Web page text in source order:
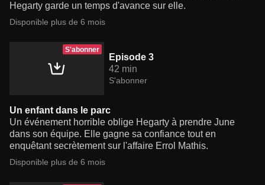
Hegarty garde un temps d'avance sur elle.
Disponible plus de 6 mois
S'abonner
Episode 3
42 min
S'abonner
Un enfant dans le parc
Un événement horrible oblige Hegarty à prendre June
dans son équipe. Elle gagne sa confiance tout en
enquêtant secrètement sur l'affaire Errol Mathis.
Disponible plus de 6 mois